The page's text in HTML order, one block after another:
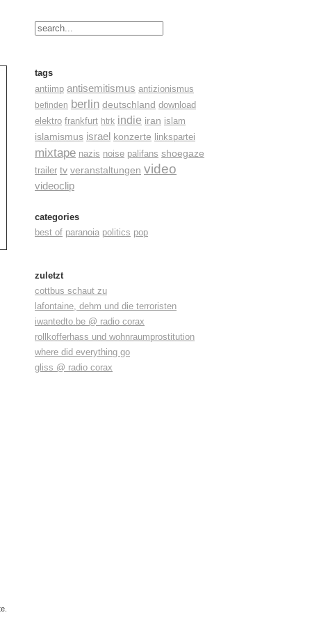
tags
antiimp antisemitismus antizionismus
befinden berlin deutschland download
elektro frankfurt htrk indie iran islam
islamismus israel konzerte linkspartei
mixtape nazis noise palifans shoegaze
trailer tv veranstaltungen video
videoclip
categories
best of paranoia politics pop
zuletzt
cottbus schaut zu
lafontaine, dehm und die terroristen
iwantedto.be @ radio corax
rollkofferhass und wohnraumprostitution
where did everything go
gliss @ radio corax